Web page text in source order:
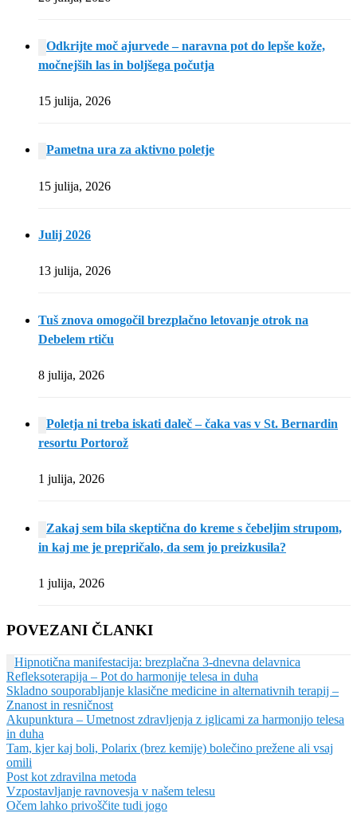
Odkrijte moč ajurvede – naravna pot do lepše kože,
močnejših las in boljšega počutja
15 julija, 2026
Pametna ura za aktivno poletje
15 julija, 2026
Julij 2026
13 julija, 2026
Tuš znova omogočil brezplačno letovanje otrok na
Debelem rtiču
8 julija, 2026
Poletja ni treba iskati daleč – čaka vas v St. Bernardin
resortu Portorož
1 julija, 2026
Zakaj sem bila skeptična do kreme s čebeljim strupom,
in kaj me je prepričalo, da sem jo preizkusila?
1 julija, 2026
POVEZANI ČLANKI
Hipnotična manifestacija: brezplačna 3-dnevna delavnica
Refleksoterapija – Pot do harmonije telesa in duha
Skladno souporabljanje klasične medicine in alternativnih terapij –
Znanost in resničnost
Akupunktura – Umetnost zdravljenja z iglicami za harmonijo telesa
in duha
Tam, kjer kaj boli, Polarix (brez kemije) bolečino prežene ali vsaj
omili
Post kot zdravilna metoda
Vzpostavljanje ravnovesja v našem telesu
Očem lahko privoščite tudi jogo